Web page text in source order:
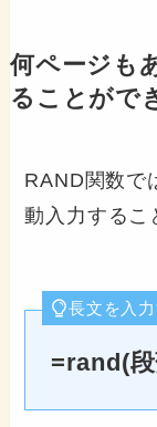
何ページも
ることがで
RAND関数で
動入力するこ
長文を入
=rand(